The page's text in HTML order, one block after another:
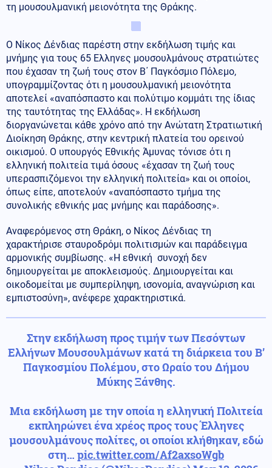
τη μουσουλμανική μειονότητα της Θράκης.
Ο Νίκος Δένδιας παρέστη στην εκδήλωση τιμής και
μνήμης για τους 65 Ελληνες μουσουλμάνους στρατιώτες
που έχασαν τη ζωή τους στον Β΄ Παγκόσμιο Πόλεμο,
υπογραμμίζοντας ότι η μουσουλμανική μειονότητα
αποτελεί «αναπόσπαστο και πολύτιμο κομμάτι της ίδιας
της ταυτότητας της Ελλάδας». Η εκδήλωση
διοργανώνεται κάθε χρόνο από την Ανώτατη Στρατιωτική
Διοίκηση Θράκης, στην κεντρική πλατεία του ορεινού
οικισμού. Ο υπουργός Εθνικής Άμυνας τόνισε ότι η
ελληνική πολιτεία τιμά όσους «έχασαν τη ζωή τους
υπερασπιζόμενοι την ελληνική πολιτεία» και οι οποίοι,
όπως είπε, αποτελούν «αναπόσπαστο τμήμα της
συνολικής εθνικής μας μνήμης και παράδοσης».
Αναφερόμενος στη Θράκη, ο Νίκος Δένδιας τη
χαρακτήρισε σταυροδρόμι πολιτισμών και παράδειγμα
αρμονικής συμβίωσης. «Η εθνική συνοχή δεν
δημιουργείται με αποκλεισμούς. Δημιουργείται και
οικοδομείται με συμπερίληψη, ισονομία, αναγνώριση και
εμπιστοσύνη», ανέφερε χαρακτηριστικά.
Στην εκδήλωση προς τιμήν των Πεσόντων
Ελλήνων Μουσουλμάνων κατά τη διάρκεια του Β’
Παγκοσμίου Πολέμου, στο Ωραίο του Δήμου
Μύκης Ξάνθης.
Μια εκδήλωση με την οποία η ελληνική Πολιτεία
εκπληρώνει ένα χρέος προς τους Έλληνες
μουσουλμάνους πολίτες, οι οποίοι κλήθηκαν, εδώ
στη… pic.twitter.com/Af2axsoWgb